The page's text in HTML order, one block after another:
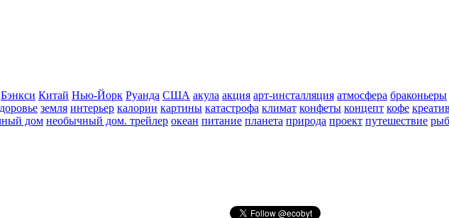
Бэнкси Китай Нью-Йорк Руанда США акула акция арт-инсталляция атмосфера браконьеры
земля интерьер калории картины катастрофа климат конфеты концепт кофе креатив
дом необычный дом. трейлер океан питание планета природа проект путешествие